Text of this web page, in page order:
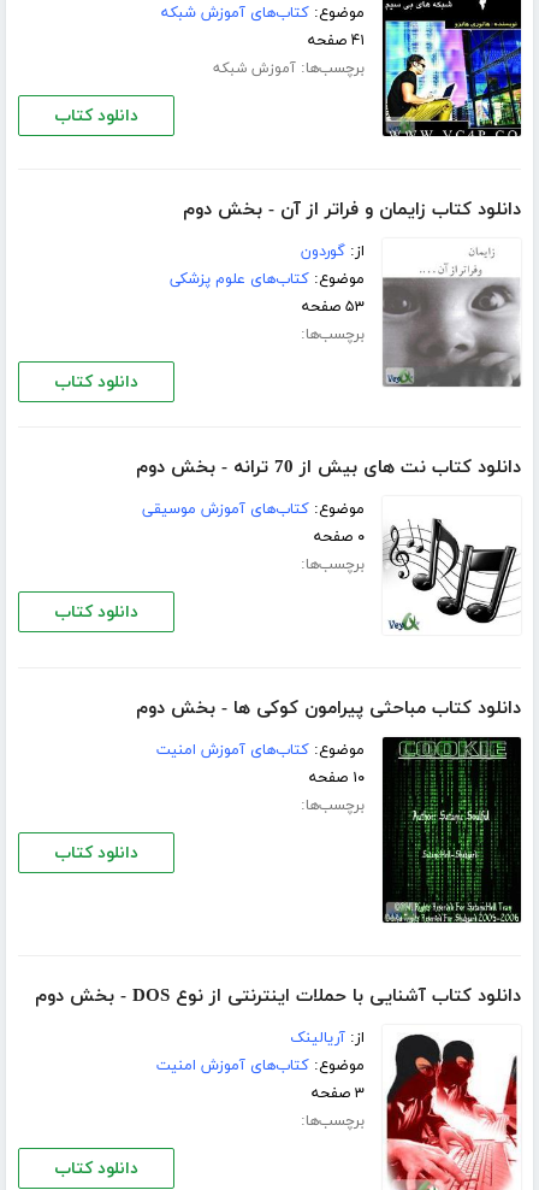
موضوع:کتاب‌های آموزش شبکه
۴۱ صفحه
برچسب‌ها:آموزش شبکه
دانلود کتاب
دانلود کتاب زایمان و فراتر از آن - بخش دوم
از:گوردون
موضوع:کتاب‌های علوم پزشکی
۵۳ صفحه
برچسب‌ها:
دانلود کتاب
دانلود کتاب نت های بیش از 70 ترانه - بخش دوم
موضوع:کتاب‌های آموزش موسیقی
۰ صفحه
برچسب‌ها:
دانلود کتاب
دانلود کتاب مباحثی پیرامون کوکی ها - بخش دوم
موضوع:کتاب‌های آموزش امنیت
۱۰ صفحه
برچسب‌ها:
دانلود کتاب
دانلود کتاب آشنایی با حملات اینترنتی از نوع DOS - بخش دوم
از:آریالینک
موضوع:کتاب‌های آموزش امنیت
۳ صفحه
برچسب‌ها:
دانلود کتاب